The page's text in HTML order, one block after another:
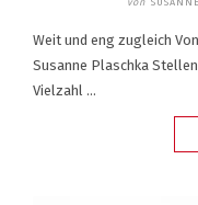
von
Weit und eng zugleich
Susanne Plaschka
Vielzahl …